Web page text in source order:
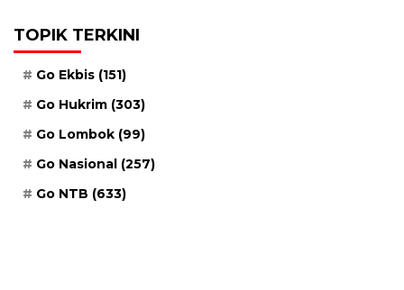
TOPIK TERKINI
Go Ekbis (151)
Go Hukrim (303)
Go Lombok (99)
Go Nasional (257)
Go NTB (633)